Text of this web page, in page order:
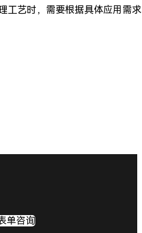
工艺时，需要根据具体应用需
单咨询